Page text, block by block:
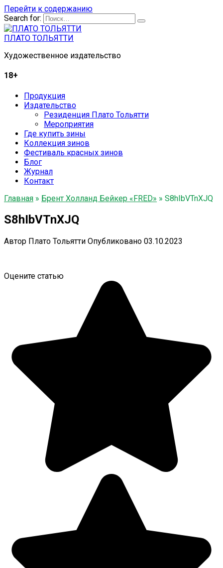
Перейти к содержанию
Search for:
ПЛАТО ТОЛЬЯТТИ
Художественное издательство
18+
Продукция
Издательство
Резиденция Плато Тольятти
Мероприятия
Где купить зины
Коллекция зинов
Фестиваль красных зинов
Блог
Журнал
Контакт
Главная » Брент Холланд Бейкер «FRED» » S8hIbVTnXJQ
S8hIbVTnXJQ
Автор Плато Тольятти Опубликовано 03.10.2023
Оцените статью